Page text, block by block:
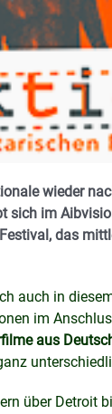
wieder
sich im
das
auch in
im
aus
über Detroit